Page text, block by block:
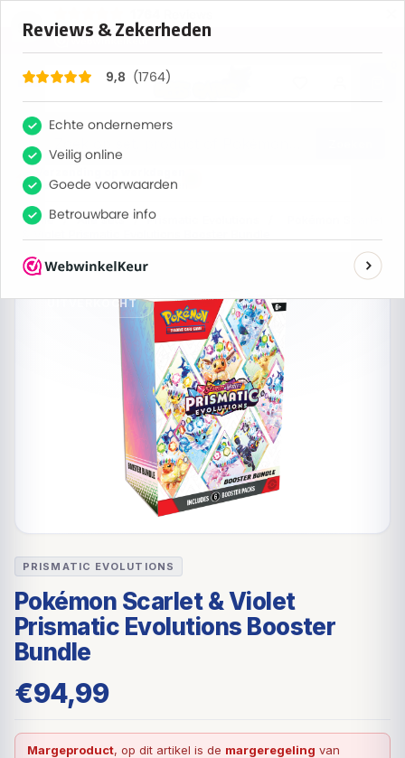
9,8
Bestel nu, maandag verzonden
Home / Alle sets / Prismatic Evolutions
UITVERKOCHT
PRISMATIC EVOLUTIONS
Pokémon Scarlet & Violet
Prismatic Evolutions Booster
Bundle
€94,99
Margeproduct, op dit artikel is de margeregeling van